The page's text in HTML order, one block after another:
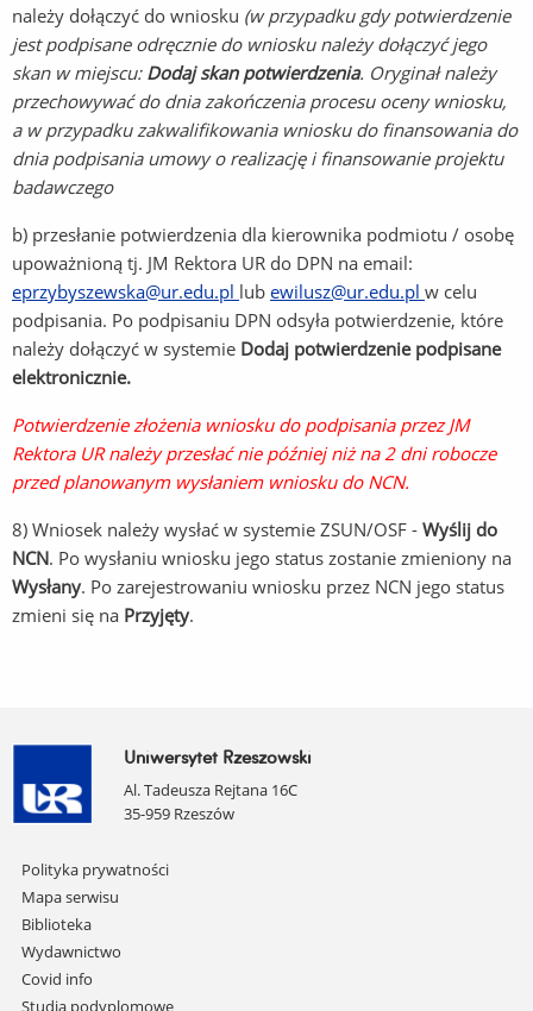
należy dołączyć do wniosku (w przypadku gdy potwierdzenie
jest podpisane odręcznie do wniosku należy dołączyć jego
skan w miejscu: Dodaj skan potwierdzenia. Oryginał należy
przechowywać do dnia zakończenia procesu oceny wniosku,
a w przypadku zakwalifikowania wniosku do finansowania do
dnia podpisania umowy o realizację i finansowanie projektu
badawczego
b) przesłanie potwierdzenia dla kierownika podmiotu / osobę
upoważnioną tj. JM Rektora UR do DPN na email:
eprzybyszewska@ur.edu.pl lub ewilusz@ur.edu.pl w celu
podpisania. Po podpisaniu DPN odsyła potwierdzenie, które
należy dołączyć w systemie Dodaj potwierdzenie podpisane
elektronicznie.
Potwierdzenie złożenia wniosku do podpisania przez JM
Rektora UR należy przesłać nie później niż na 2 dni robocze
przed planowanym wysłaniem wniosku do NCN.
8) Wniosek należy wysłać w systemie ZSUN/OSF - Wyślij do
NCN. Po wysłaniu wniosku jego status zostanie zmieniony na
Wysłany. Po zarejestrowaniu wniosku przez NCN jego status
zmieni się na Przyjęty.
Uniwersytet Rzeszowski
Al. Tadeusza Rejtana 16C
35-959 Rzeszów
Pomiń
nawigację
i
przejdź
do
treści
Polityka prywatności
Mapa serwisu
Biblioteka
Wydawnictwo
Covid info
Studia podyplomowe